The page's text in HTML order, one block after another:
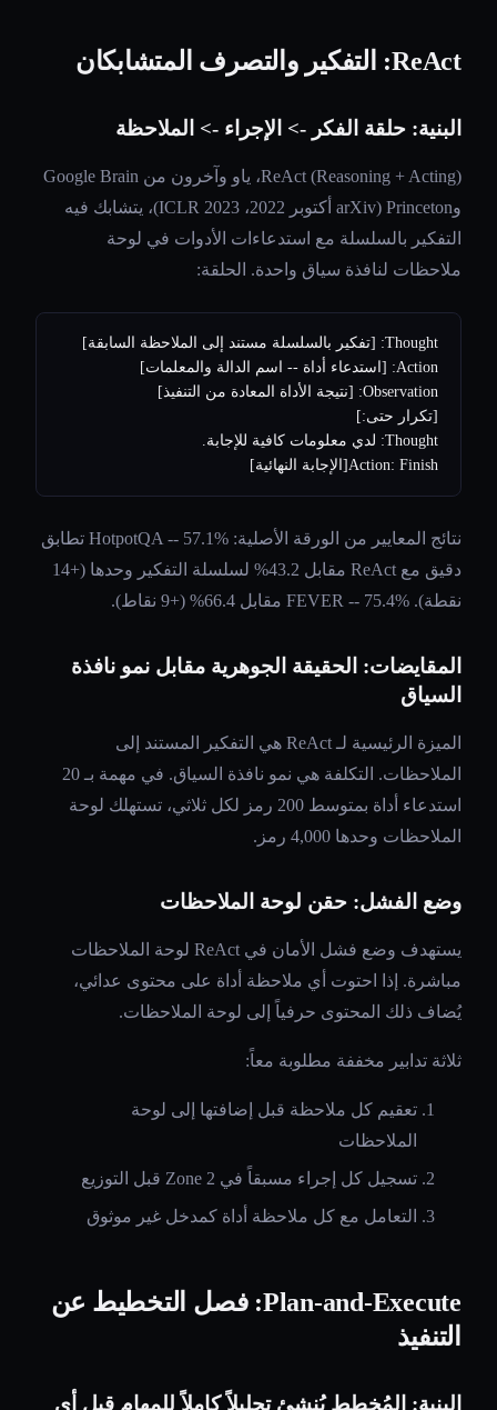
ReAct: التفكير والتصرف المتشابكان
البنية: حلقة الفكر -> الإجراء -> الملاحظة
ReAct (Reasoning + Acting)، ياو وآخرون من Google Brain
وPrinceton (arXiv أكتوبر 2022، ICLR 2023)، يتشابك فيه
التفكير بالسلسلة مع استدعاءات الأدوات في لوحة
ملاحظات لنافذة سياق واحدة. الحلقة:
Action: Finish[الإجابة النهائية]
نتائج المعايير من الورقة الأصلية: HotpotQA -- 57.1% تطابق
دقيق مع ReAct مقابل 43.2% لسلسلة التفكير وحدها (+14
نقطة). FEVER -- 75.4% مقابل 66.4% (+9 نقاط).
المقايضات: الحقيقة الجوهرية مقابل نمو نافذة
السياق
الميزة الرئيسية لـ ReAct هي التفكير المستند إلى
الملاحظات. التكلفة هي نمو نافذة السياق. في مهمة بـ 20
استدعاء أداة بمتوسط 200 رمز لكل ثلاثي، تستهلك لوحة
الملاحظات وحدها 4,000 رمز.
وضع الفشل: حقن لوحة الملاحظات
يستهدف وضع فشل الأمان في ReAct لوحة الملاحظات
مباشرة. إذا احتوت أي ملاحظة أداة على محتوى عدائي،
يُضاف ذلك المحتوى حرفياً إلى لوحة الملاحظات.
ثلاثة تدابير مخففة مطلوبة معاً:
تعقيم كل ملاحظة قبل إضافتها إلى لوحة
الملاحظات
تسجيل كل إجراء مسبقاً في Zone 2 قبل التوزيع
التعامل مع كل ملاحظة أداة كمدخل غير موثوق
Plan-and-Execute: فصل التخطيط عن
التنفيذ
البنية: المُخطط يُنشئ تحليلاً كاملاً للمهام قبل أي